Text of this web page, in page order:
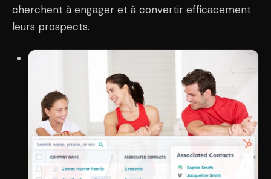
cherchent à engager et à convertir efficacement
leurs prospects.